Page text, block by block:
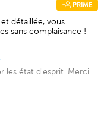
PRIME
détaillée, vous
sans complaisance !
les état d'esprit. Merci